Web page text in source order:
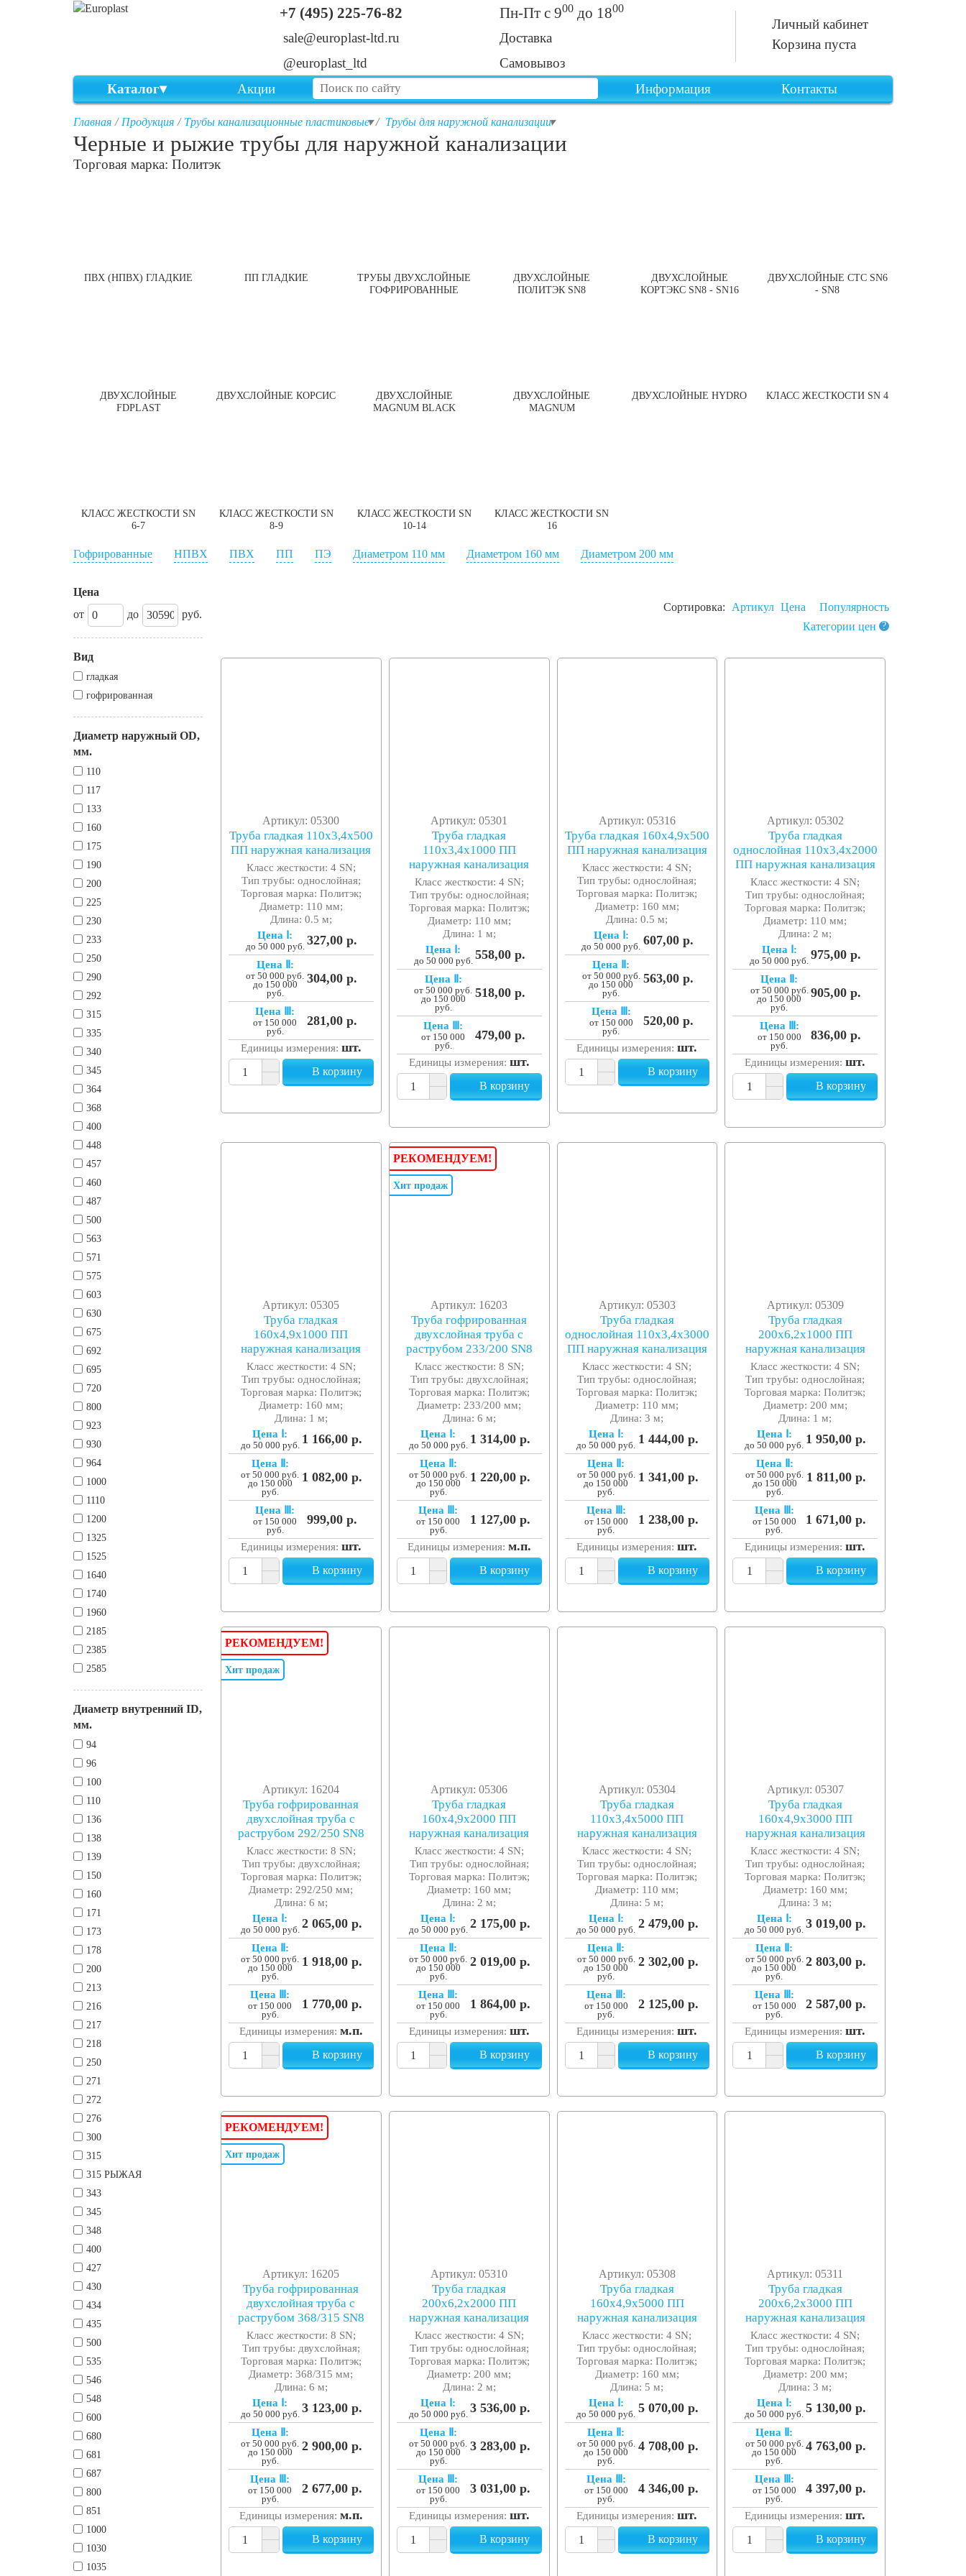
+7 (495) 225-76-82
sale@europlast-ltd.ru
@europlast_ltd
Пн-Пт с 900до 1800
Доставка
Самовывоз
Личный кабинет
Корзина пуста
Каталог Акции Информация Контакты
Главная Продукция Трубы канализационные пластиковые Трубы для наружной канализации
Черные и рыжие трубы для наружной канализации
Торговая марка: Политэк
ПВХ (НПВХ) ГЛАДКИЕ ПП ГЛАДКИЕ
ТРУБЫ ДВУХСЛОЙНЫЕ
ГОФРИРОВАННЫЕ
ДВУХСЛОЙНЫЕ
ПОЛИТЭК SN8
ДВУХСЛОЙНЫЕ
КОРТЭКС SN8 - SN16
ДВУХСЛОЙНЫЕ СТС SN6
- SN8
ДВУХСЛОЙНЫЕ
FDPLAST
ДВУХСЛОЙНЫЕ КОРСИС
ДВУХСЛОЙНЫЕ
MAGNUM BLACK
ДВУХСЛОЙНЫЕ
MAGNUM
ДВУХСЛОЙНЫЕ HYDRO КЛАСС ЖЕСТКОСТИ SN 4
КЛАСС ЖЕСТКОСТИ SN
6-7
КЛАСС ЖЕСТКОСТИ SN
8-9
КЛАСС ЖЕСТКОСТИ SN
10-14
КЛАСС ЖЕСТКОСТИ SN
16
Гофрированные НПВХ ПВХ ПП ПЭ Диаметром 110 мм Диаметром 160 мм Диаметром 200 мм
Цена
от
до руб.
Вид
гладкая
гофрированная
Диаметр наружный OD,
мм.
110
117
133
160
175
190
200
225
230
233
250
290
292
315
335
340
345
364
368
400
448
457
460
487
500
563
571
575
603
630
675
692
695
720
800
923
930
964
1000
1110
1200
1325
1525
1640
1740
1960
2185
2385
2585
Диаметр внутренний ID,
мм.
94
96
100
110
136
138
139
150
160
171
173
178
200
213
216
217
218
250
271
272
276
300
315
315 РЫЖАЯ
343
345
348
400
427
430
434
435
500
535
546
548
600
680
681
687
800
851
1000
1030
1035
Сортировка: Артикул Цена
Популярность
Категории цен ?
Артикул: 05300
Труба гладкая 110x3,4x500
ПП наружная канализация
Класс жесткости: 4 SN;
Тип трубы: однослойная;
Торговая марка: Политэк;
Диаметр: 110 мм;
Длина: 0.5 м;
Цена Ⅰ:
до 50 000 руб. 327,00 р.
Цена Ⅱ:
от 50 000 руб.
до 150 000
руб.
304,00 р.
Цена Ⅲ:
от 150 000
руб.
281,00 р.
Единицы измерения: шт.
В корзину
Артикул: 05301
Труба гладкая
110x3,4x1000 ПП
наружная канализация
Класс жесткости: 4 SN;
Тип трубы: однослойная;
Торговая марка: Политэк;
Диаметр: 110 мм;
Длина: 1 м;
Цена Ⅰ:
до 50 000 руб. 558,00 р.
Цена Ⅱ:
от 50 000 руб.
до 150 000
руб.
518,00 р.
Цена Ⅲ:
от 150 000
руб.
479,00 р.
Единицы измерения: шт.
В корзину
Артикул: 05316
Труба гладкая 160x4,9x500
ПП наружная канализация
Класс жесткости: 4 SN;
Тип трубы: однослойная;
Торговая марка: Политэк;
Диаметр: 160 мм;
Длина: 0.5 м;
Цена Ⅰ:
до 50 000 руб. 607,00 р.
Цена Ⅱ:
от 50 000 руб.
до 150 000
руб.
563,00 р.
Цена Ⅲ:
от 150 000
руб.
520,00 р.
Единицы измерения:шт.
В корзину
Артикул: 05302
Труба гладкая
однослойная 110x3,4x2000
ПП наружная канализация
Класс жесткости: 4 SN;
Тип трубы: однослойная;
Торговая марка: Политэк;
Диаметр: 110 мм;
Длина: 2 м;
Цена Ⅰ:
до 50 000 руб. 975,00 р.
Цена Ⅱ:
от 50 000 руб.
до 150 000
руб.
905,00 р.
Цена Ⅲ:
от 150 000
руб.
836,00 р.
Единицы измерения:шт.
В корзину
Артикул: 05305
Труба гладкая
160x4,9x1000 ПП
наружная канализация
Класс жесткости: 4 SN;
Тип трубы: однослойная;
Торговая марка: Политэк;
Диаметр: 160 мм;
Длина: 1 м;
Цена Ⅰ:
до 50 000 руб. 1 166,00 р.
Цена Ⅱ:
от 50 000 руб.
до 150 000
руб.
1 082,00 р.
Цена Ⅲ:
от 150 000
руб.
999,00 р.
Единицы измерения: шт.
В корзину
Артикул: 16203
Труба гофрированная
двухслойная труба с
раструбом 233/200 SN8
Класс жесткости: 8 SN;
Тип трубы: двухслойная;
Торговая марка: Политэк;
Диаметр: 233/200 мм;
Длина: 6 м;
Цена Ⅰ:
до 50 000 руб. 1 314,00 р.
Цена Ⅱ:
от 50 000 руб.
до 150 000
руб.
1 220,00 р.
Цена Ⅲ:
от 150 000
руб.
1 127,00 р.
Единицы измерения: м.п.
В корзину
РЕКОМЕНДУЕМ!
Хит продаж
Артикул: 05303
Труба гладкая
однослойная 110x3,4x3000
ПП наружная канализация
Класс жесткости: 4 SN;
Тип трубы: однослойная;
Торговая марка: Политэк;
Диаметр: 110 мм;
Длина: 3 м;
Цена Ⅰ:
до 50 000 руб. 1 444,00 р.
Цена Ⅱ:
от 50 000 руб.
до 150 000
руб.
1 341,00 р.
Цена Ⅲ:
от 150 000
руб.
1 238,00 р.
Единицы измерения:шт.
В корзину
Артикул: 05309
Труба гладкая
200x6,2x1000 ПП
наружная канализация
Класс жесткости: 4 SN;
Тип трубы: однослойная;
Торговая марка: Политэк;
Диаметр: 200 мм;
Длина: 1 м;
Цена Ⅰ:
до 50 000 руб. 1 950,00 р.
Цена Ⅱ:
от 50 000 руб.
до 150 000
руб.
1 811,00 р.
Цена Ⅲ:
от 150 000
руб.
1 671,00 р.
Единицы измерения:шт.
В корзину
Артикул: 16204
Труба гофрированная
двухслойная труба с
раструбом 292/250 SN8
Класс жесткости: 8 SN;
Тип трубы: двухслойная;
Торговая марка: Политэк;
Диаметр: 292/250 мм;
Длина: 6 м;
Цена Ⅰ:
до 50 000 руб. 2 065,00 р.
Цена Ⅱ:
от 50 000 руб.
до 150 000
руб.
1 918,00 р.
Цена Ⅲ:
от 150 000
руб.
1 770,00 р.
Единицы измерения: м.п.
В корзину
РЕКОМЕНДУЕМ!
Хит продаж
Артикул: 05306
Труба гладкая
160x4,9x2000 ПП
наружная канализация
Класс жесткости: 4 SN;
Тип трубы: однослойная;
Торговая марка: Политэк;
Диаметр: 160 мм;
Длина: 2 м;
Цена Ⅰ:
до 50 000 руб. 2 175,00 р.
Цена Ⅱ:
от 50 000 руб.
до 150 000
руб.
2 019,00 р.
Цена Ⅲ:
от 150 000
руб.
1 864,00 р.
Единицы измерения: шт.
В корзину
Артикул: 05304
Труба гладкая
110x3,4x5000 ПП
наружная канализация
Класс жесткости: 4 SN;
Тип трубы: однослойная;
Торговая марка: Политэк;
Диаметр: 110 мм;
Длина: 5 м;
Цена Ⅰ:
до 50 000 руб. 2 479,00 р.
Цена Ⅱ:
от 50 000 руб.
до 150 000
руб.
2 302,00 р.
Цена Ⅲ:
от 150 000
руб.
2 125,00 р.
Единицы измерения:шт.
В корзину
Артикул: 05307
Труба гладкая
160x4,9x3000 ПП
наружная канализация
Класс жесткости: 4 SN;
Тип трубы: однослойная;
Торговая марка: Политэк;
Диаметр: 160 мм;
Длина: 3 м;
Цена Ⅰ:
до 50 000 руб. 3 019,00 р.
Цена Ⅱ:
от 50 000 руб.
до 150 000
руб.
2 803,00 р.
Цена Ⅲ:
от 150 000
руб.
2 587,00 р.
Единицы измерения:шт.
В корзину
Артикул: 16205
Труба гофрированная
двухслойная труба с
раструбом 368/315 SN8
Класс жесткости: 8 SN;
Тип трубы: двухслойная;
Торговая марка: Политэк;
Диаметр: 368/315 мм;
Длина: 6 м;
Цена Ⅰ:
до 50 000 руб. 3 123,00 р.
Цена Ⅱ:
от 50 000 руб.
до 150 000
руб.
2 900,00 р.
Цена Ⅲ:
от 150 000
руб.
2 677,00 р.
Единицы измерения: м.п.
В корзину
РЕКОМЕНДУЕМ!
Хит продаж
Артикул: 05310
Труба гладкая
200x6,2x2000 ПП
наружная канализация
Класс жесткости: 4 SN;
Тип трубы: однослойная;
Торговая марка: Политэк;
Диаметр: 200 мм;
Длина: 2 м;
Цена Ⅰ:
до 50 000 руб. 3 536,00 р.
Цена Ⅱ:
от 50 000 руб.
до 150 000
руб.
3 283,00 р.
Цена Ⅲ:
от 150 000
руб.
3 031,00 р.
Единицы измерения: шт.
В корзину
Артикул: 05308
Труба гладкая
160x4,9x5000 ПП
наружная канализация
Класс жесткости: 4 SN;
Тип трубы: однослойная;
Торговая марка: Политэк;
Диаметр: 160 мм;
Длина: 5 м;
Цена Ⅰ:
до 50 000 руб. 5 070,00 р.
Цена Ⅱ:
от 50 000 руб.
до 150 000
руб.
4 708,00 р.
Цена Ⅲ:
от 150 000
руб.
4 346,00 р.
Единицы измерения:шт.
В корзину
Артикул: 05311
Труба гладкая
200x6,2x3000 ПП
наружная канализация
Класс жесткости: 4 SN;
Тип трубы: однослойная;
Торговая марка: Политэк;
Диаметр: 200 мм;
Длина: 3 м;
Цена Ⅰ:
до 50 000 руб. 5 130,00 р.
Цена Ⅱ:
от 50 000 руб.
до 150 000
руб.
4 763,00 р.
Цена Ⅲ:
от 150 000
руб.
4 397,00 р.
Единицы измерения:шт.
В корзину